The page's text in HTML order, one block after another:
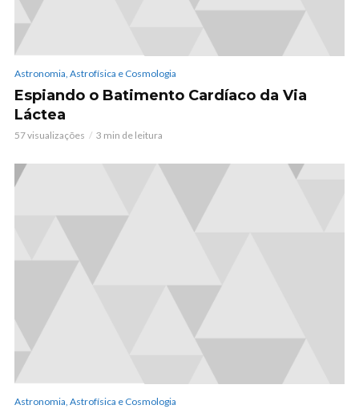
Astronomia, Astrofísica e Cosmologia
Espiando o Batimento Cardíaco da Via
Láctea
57 visualizações 3 min de leitura
Astronomia, Astrofísica e Cosmologia